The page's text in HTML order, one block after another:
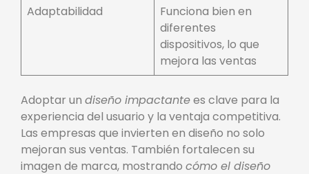
Adaptabilidad
Funciona bien en
diferentes
dispositivos, lo que
mejora las ventas
Adoptar un diseño impactantees clave para la
experiencia del usuario y la ventaja competitiva.
Las empresas que invierten en diseño no solo
mejoran sus ventas. También fortalecen su
imagen de marca, mostrando cómo el diseño